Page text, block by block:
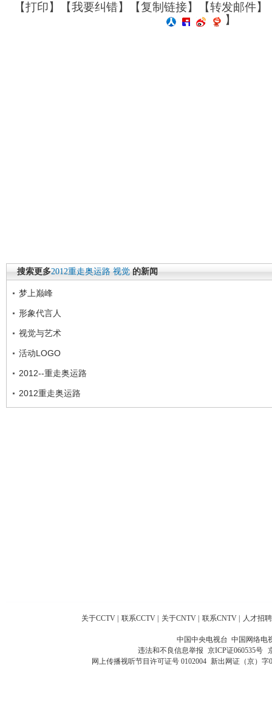
【打印】【我要纠错】【复制链接】【转发邮件】
】
搜索更多2012重走奥运路 视觉 的新闻
梦上巅峰
形象代言人
视觉与艺术
活动LOGO
2012--重走奥运路
2012重走奥运路
关于CCTV 联系CCTV 关于CNTV 联系CNTV 人才招聘
中国中央电视台 中国网络电
违法和不良信息举报 京ICP证060535号
网上传播视听节目许可证号 0102004 新出网证（京）